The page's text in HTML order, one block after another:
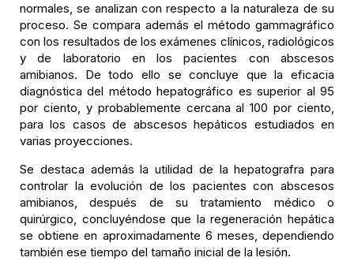
normales, se analizan con respecto a la naturaleza de su
proceso. Se compara además el método gammagráfico
con los resultados de los exámenes clínicos, radiológicos
y de laboratorio en los pacientes con abscesos
amibianos. De todo ello se concluye que la eficacia
diagnóstica del método hepatográfico es superior al 95
por ciento, y probablemente cercana al 100 por ciento,
para los casos de abscesos hepáticos estudiados en
varias proyecciones.
Se destaca además la utilidad de la hepatografra para
controlar la evolución de los pacientes con abscesos
amibianos, después de su tratamiento médico o
quirúrgico, concluyéndose que la regeneración hepática
se obtiene en aproximadamente 6 meses, dependiendo
también ese tiempo del tamaño inicial de la lesión.